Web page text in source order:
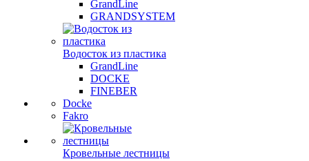
GrandLine
GRANDSYSTEM
Водосток из пластика
GrandLine
DOCKE
FINEBER
Docke
Fakro
Кровельные лестницы